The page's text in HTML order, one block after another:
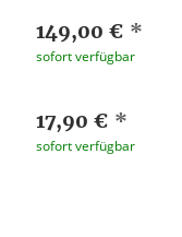
149,00 € *
sofort verfügbar
17,90 € *
sofort verfügbar